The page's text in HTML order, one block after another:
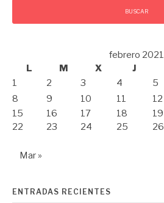
febrero 2021
L
M X J
1
2 3 4 5
8
9 10 11 12
15
16 17 18 19
22
23 24 25 26
Mar »
ENTRADAS RECIENTES